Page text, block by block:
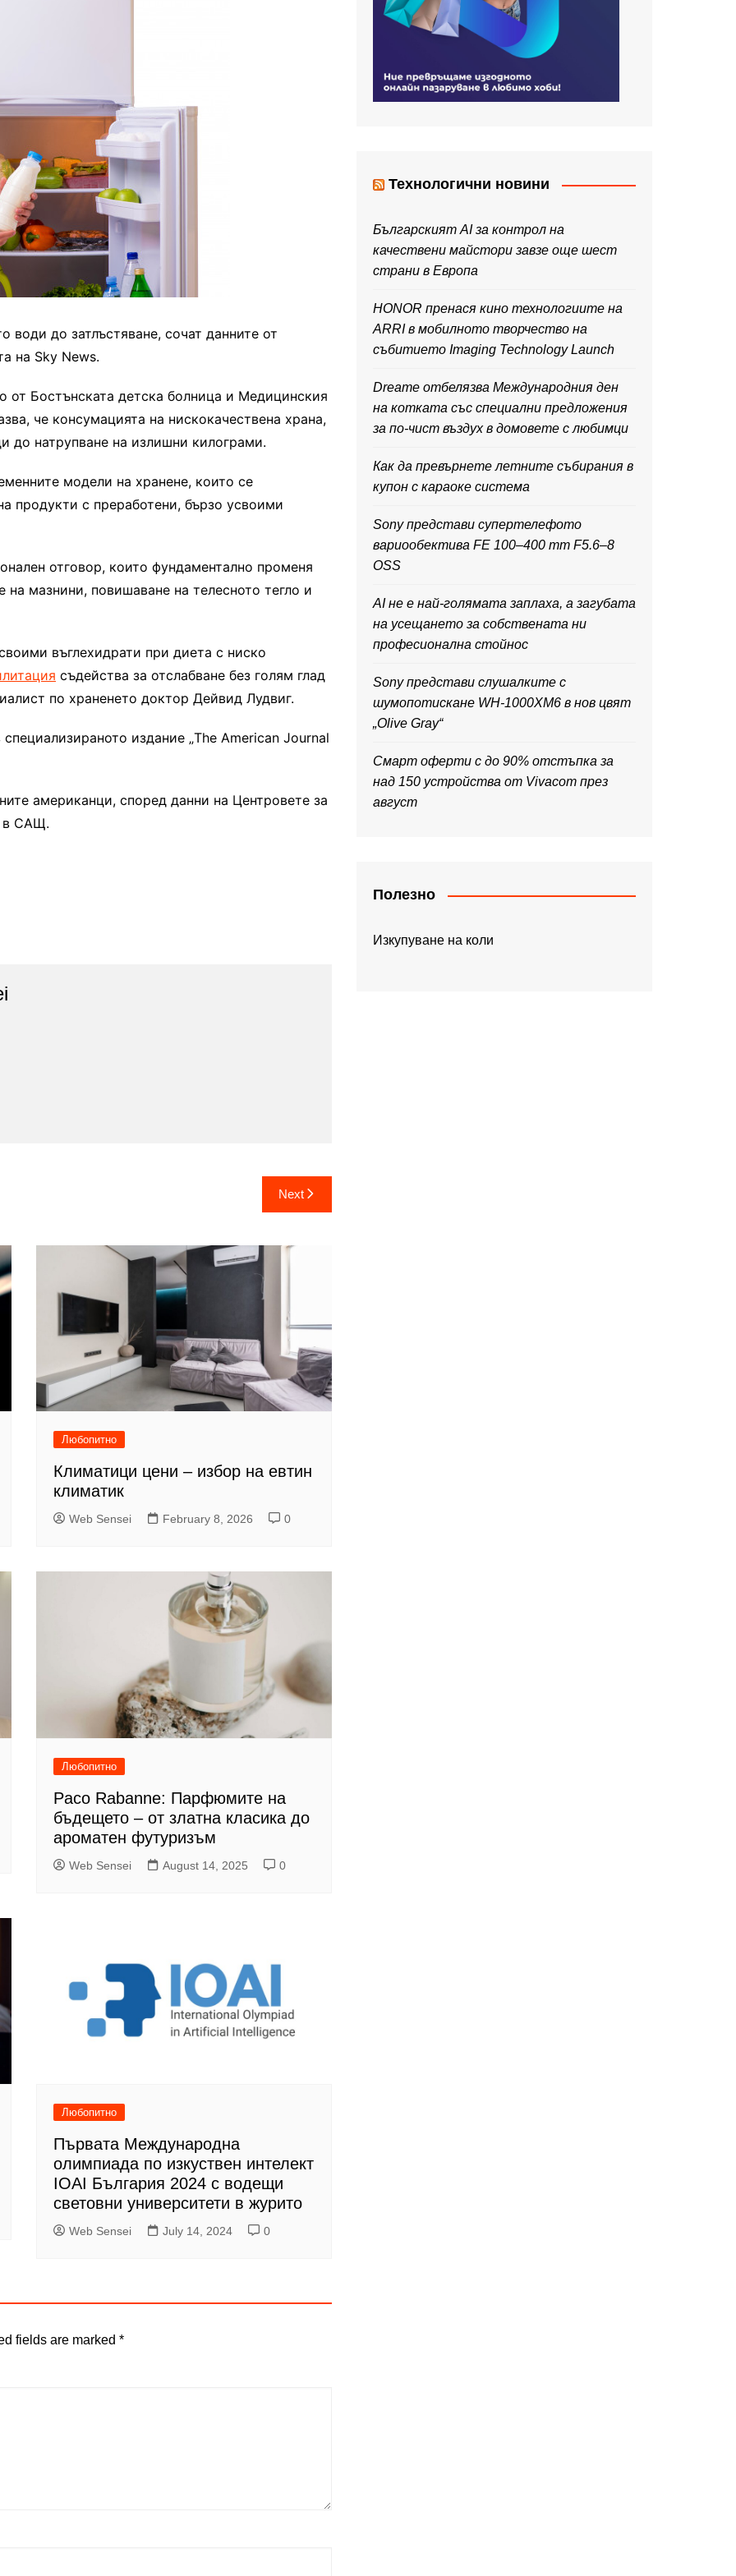
води до затлъстяване, сочат данните от
на Sky News.
от Бостънската детска болница и Медицинския
че консумацията на нискокачествена храна,
до натрупване на излишни килограми.
модели на хранене, които се
продукти с преработени, бързо усвоими
отговор, които фундаментално променя
на мазнини, повишаване на телесното тегло и
въглехидрати при диета с ниско
съдейства за отслабване без голям глад
по храненето доктор Дейвид Лудвиг.
издание „The American Journal
американци, според данни на Центровете за
в САЩ.
Next
Любопитно
Климатици цени – избор на евтин
климатик
Web Sensei February 8, 2026 0
Любопитно
Paco Rabanne: Парфюмите на
бъдещето – от златна класика до
ароматен футуризъм
Web Sensei August 14, 2025 0
Любопитно
Първата Международна
олимпиада по изкуствен интелект
IOAI България 2024 с водещи
световни университети в журито
Web Sensei July 14, 2024 0
fields are marked *
Технологични новини
Българският AI за контрол на
качествени майстори завзе още шест
страни в Европа
HONOR пренася кино технологиите на
ARRI в мобилното творчество на
събитието Imaging Technology Launch
Dreame отбелязва Международния ден
на котката със специални предложения
за по-чист въздух в домовете с любимци
Как да превърнете летните събирания в
купон с караоке система
Sony представи супертелефото
вариообектива FE 100–400 mm F5.6–8
OSS
AI не е най-голямата заплаха, а загубата
на усещането за собствената ни
професионална стойнос
Sony представи слушалките с
шумопотискане WH-1000XM6 в нов цвят
„Olive Gray“
Смарт оферти с до 90% отстъпка за
над 150 устройства от Vivacom през
август
Полезно
Изкупуване на коли